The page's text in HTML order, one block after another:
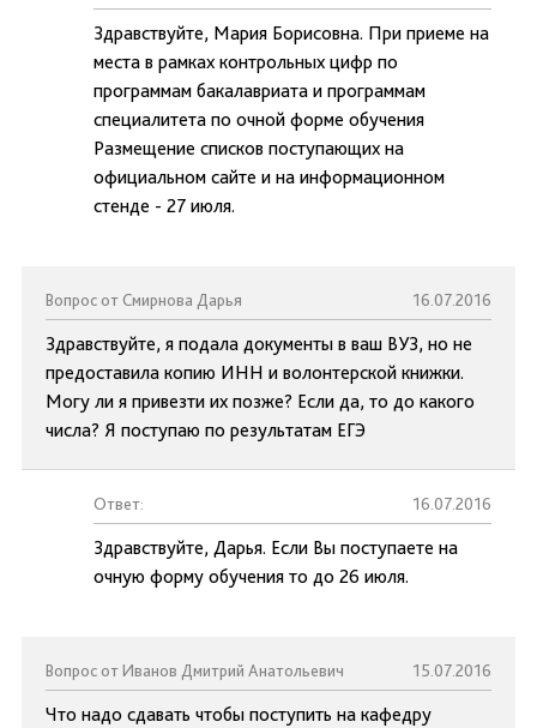
Здравствуйте, Мария Борисовна. При приеме на
места в рамках контрольных цифр по
программам бакалавриата и программам
специалитета по очной форме обучения
Размещение списков поступающих на
официальном сайте и на информационном
стенде - 27 июля.
Вопрос от Смирнова Дарья 16.07.2016
Здравствуйте, я подала документы в ваш ВУЗ, но не
предоставила копию ИНН и волонтерской книжки.
Могу ли я привезти их позже? Если да, то до какого
числа? Я поступаю по результатам ЕГЭ
Ответ: 16.07.2016
Здравствуйте, Дарья. Если Вы поступаете на
очную форму обучения то до 26 июля.
Вопрос от Иванов Дмитрий Анатольевич 15.07.2016
Что надо сдавать чтобы поступить на кафедру